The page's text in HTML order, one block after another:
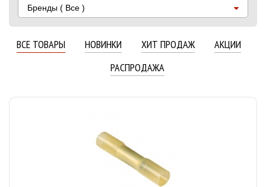
Бренды ( Все )
ВСЕ ТОВАРЫ НОВИНКИ ХИТ ПРОДАЖ
АКЦИИ
РАСПРОДАЖА